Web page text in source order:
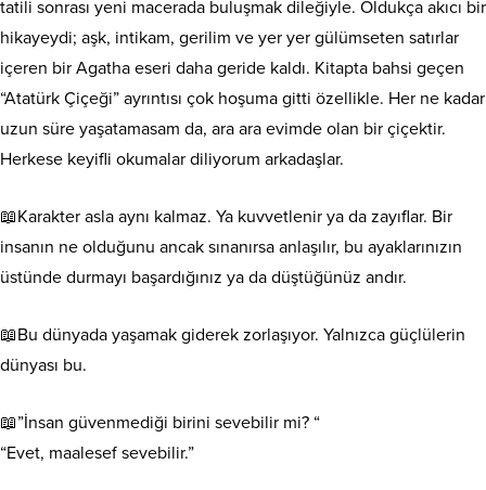
tatili sonrası yeni macerada buluşmak dileğiyle. Oldukça akıcı bir
hikayeydi; aşk, intikam, gerilim ve yer yer gülümseten satırlar
içeren bir Agatha eseri daha geride kaldı. Kitapta bahsi geçen
“Atatürk Çiçeği” ayrıntısı çok hoşuma gitti özellikle. Her ne kadar
uzun süre yaşatamasam da, ara ara evimde olan bir çiçektir.
Herkese keyifli okumalar diliyorum arkadaşlar.
📖Karakter asla aynı kalmaz. Ya kuvvetlenir ya da zayıflar. Bir
insanın ne olduğunu ancak sınanırsa anlaşılır, bu ayaklarınızın
üstünde durmayı başardığınız ya da düştüğünüz andır.
📖Bu dünyada yaşamak giderek zorlaşıyor. Yalnızca güçlülerin
dünyası bu.
📖”İnsan güvenmediği birini sevebilir mi? “
“Evet, maalesef sevebilir.”